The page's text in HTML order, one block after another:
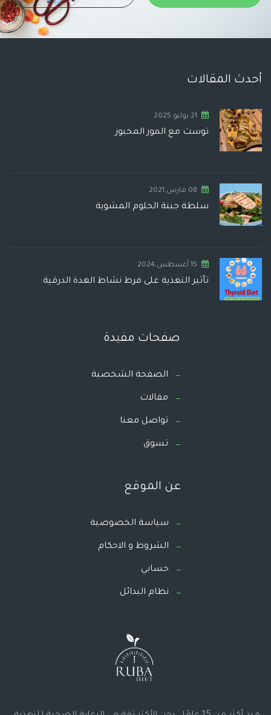
أحدث المقالات
21 يوليو,2025
توست مع الموز المخبوز
08 مارس,2021
سلطة جبنة الحلوم المشوية
15 أغسطس,2024
تأثير التغذية على فرط نشاط الغدة الدرقية
صفحات مفيدة
الصفحة الشخصية
مقالات
تواصل معنا
تسوق
عن الموقع
سياسة الخصوصية
الشروط و الاحكام
حسابي
نظام البدائل